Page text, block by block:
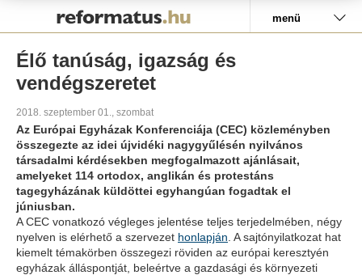
menü
Élő tanúság, igazság és
vendégszeretet
2018. szeptember 01., szombat
Az Európai Egyházak Konferenciája (CEC) közleményben
összegezte az idei újvidéki nagygyűlésén nyilvános
társadalmi kérdésekben megfogalmazott ajánlásait,
amelyeket 114 ortodox, anglikán és protestáns
tagegyházának küldöttei egyhangúan fogadtak el
júniusban.
A CEC vonatkozó végleges jelentése teljes terjedelmében, négy
nyelven is elérhető a szervezet honlapján . A sajtónyilatkozat hat
kiemelt témakörben összegezi röviden az európai keresztyén
egyházak álláspontját, beleértve a gazdasági és környezeti